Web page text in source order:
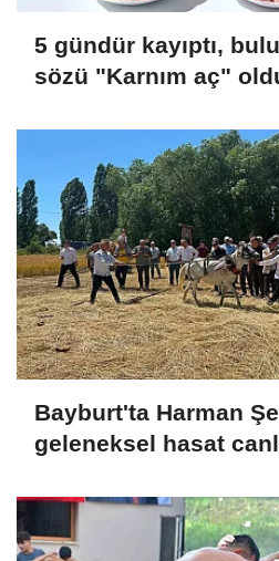
5 gündür kayıptı,
sözü "Karnım aç"
Bayburt'ta Harman
geleneksel hasat